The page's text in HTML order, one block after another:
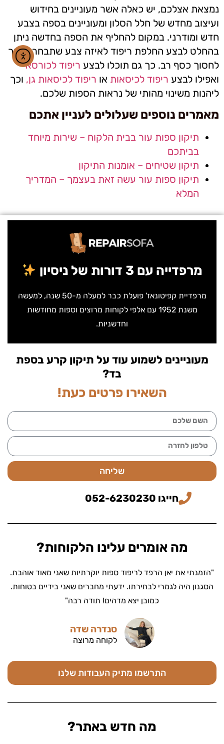
נמצאת אצלכם, יש כאלה אשר מעוניינים בחידוש
ועיצוב מחדש של חלל הסלון ומעוניינים בספה בצבע
חדש ומודרני. במקום להחליף את הספה בחדשה ניתן
בהחלט לבצע החלפת ריפוד לאיזה צבע שתבחרו ובכך
לחסוך כסף רב. כך גם תוכלו לבצע ריפוד לכורסא
ואפילו לבצע ריפוד לכיסאות או ריפוד לכיסאות גן, וכך
ליהנות משינוי מהותי של נראות הספות שלכם.
מאמרים נוספים שעלולים לעניין אתכם
תיקון ספות עור בבית הלקוח – שירות מיוחד
בביתכם
תיקון שטיחים – אומנות התיקון
תיקון ספות עור עשה זאת בעצמך – המדריך
המלא
מרפדייה עם 3 דורות של ניסיון
מרפדיית קפיטונאז' פועלת כבר למעלה מ-50 שנה, למעשה
משנת 1952 עם אלפי לקוחות מרוצים וספות מחודשות
וחדשניות.
מעוניינים לשמוע עוד על תיקון קרע בספת
בד?
השאירו פרטים כעת!
שליחה
חייגו 052-6230230
מה אומרים עלינו הלקוחות?
"הזמנתי את יאן הרפד לריפוד ספות יוקרתיות שאני מאוד אוהבת.
הסגנון היה לגמרי לבחירתו. ידעתי מחברים שאני בידיים בטוחות.
כמובן יצא מדהים! תודה רבה"
סנדרה שדה
לקוחה מרוצה
התרשמו מתיק העבודות שלנו
מה חדש באתר?